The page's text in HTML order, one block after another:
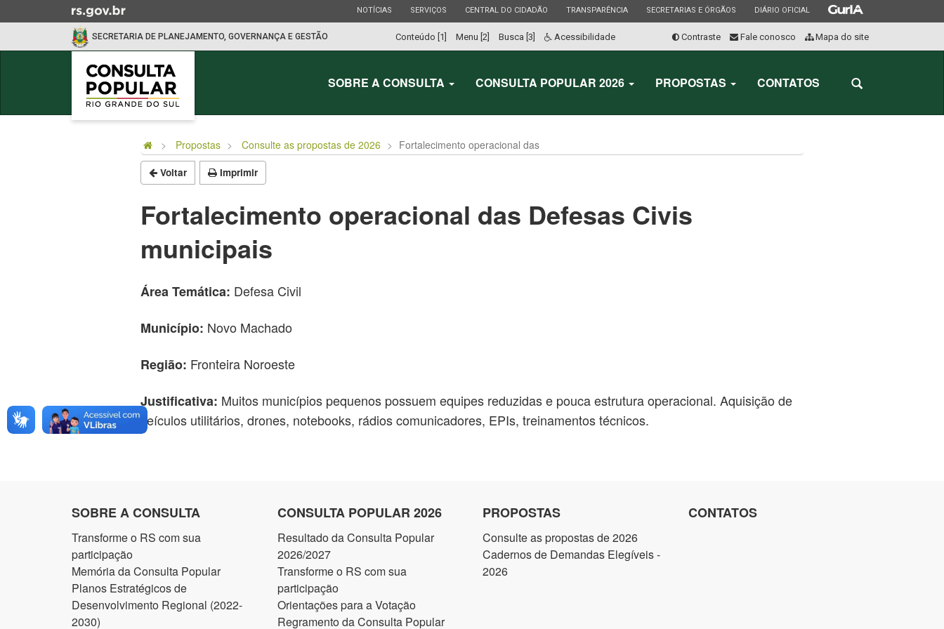
para
ESTADO
NOTÍCIAS ESTADO
SERVIÇOS ESTADO
CENTRAL DO CIDADÃO ESTADO
TRANSPARÊNCIA ESTADO
SECRETARIAS E ÓRGÃOS ESTADO
DIÁRIO OFICIAL ESTADO
SECRETARIA DE PLANEJAMENTO, GOVERNANÇA E GESTÃO Conteúdo [1] Menu [2] Busca [3] Acessibilidade Contraste Fale conosco Mapa do site
Abrir
busca
SOBRE A CONSULTA CONSULTA POPULAR 2026 PROPOSTAS CONTATOS
Propostas Consulte as propostas de 2026 Fortalecimento operacional das
Voltar Imprimir
Fortalecimento operacional das Defesas Civis
municipais
Área Temática: Defesa Civil
Município: Novo Machado
Região: Fronteira Noroeste
Justificativa: Muitos municípios pequenos possuem equipes reduzidas e pouca estrutura operacional. Aquisição de
veículos utilitários, drones, notebooks, rádios comunicadores, EPIs, treinamentos técnicos.
SOBRE A CONSULTA
Transforme o RS com sua
participação
Memória da Consulta Popular
Planos Estratégicos de
Desenvolvimento Regional (2022-
2030)
CONSULTA POPULAR 2026
Resultado da Consulta Popular
2026/2027
Transforme o RS com sua
participação
Orientações para a Votação
Regramento da Consulta Popular
PROPOSTAS
Consulte as propostas de 2026
Cadernos de Demandas Elegíveis -
2026
CONTATOS